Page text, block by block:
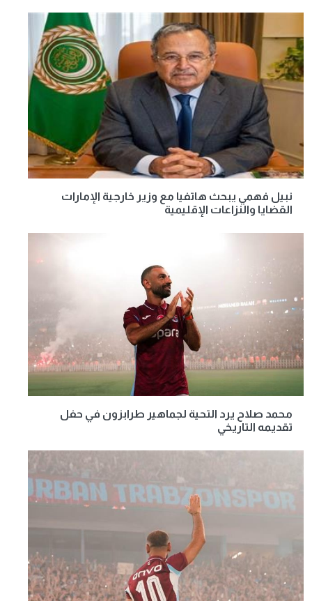
نبيل فهمي يبحث هاتفيا مع وزير خارجية الإمارات
القضايا والنزاعات الإقليمية
محمد صلاح يرد التحية لجماهير طرابزون في حفل
تقديمه التاريخي